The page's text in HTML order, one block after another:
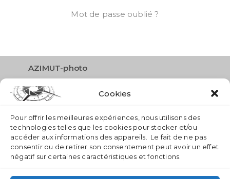
Cookies
Pour offrir les meilleures expériences, nous utilisons des
technologies telles que les cookies pour stocker et/ou
accéder aux informations des appareils. Le fait de ne pas
consentir ou de retirer son consentement peut avoir un effet
négatif sur certaines caractéristiques et fonctions.
Mot de passe oublié ?
AZIMUT-photo
Route des Narcisses 26
1833 Les Avants